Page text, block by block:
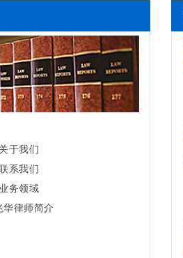
关于我们
系我们
业务领域
华律师简介